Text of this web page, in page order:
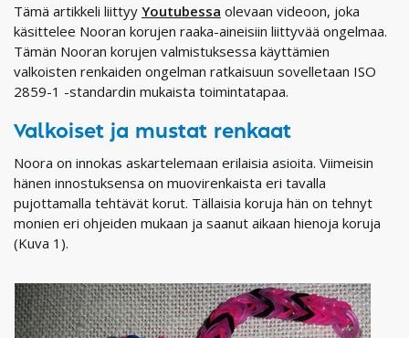
Tämä artikkeli liittyy Youtubessa olevaan videoon, joka
käsittelee Nooran korujen raaka-aineisiin liittyvää ongelmaa.
Tämän Nooran korujen valmistuksessa käyttämien
valkoisten renkaiden ongelman ratkaisuun sovelletaan ISO
2859-1 -standardin mukaista toimintatapaa.
Valkoiset ja mustat renkaat
Noora on innokas askartelemaan erilaisia asioita. Viimeisin
hänen innostuksensa on muovirenkaista eri tavalla
pujottamalla tehtävät korut. Tällaisia koruja hän on tehnyt
monien eri ohjeiden mukaan ja saanut aikaan hienoja koruja
(Kuva 1).